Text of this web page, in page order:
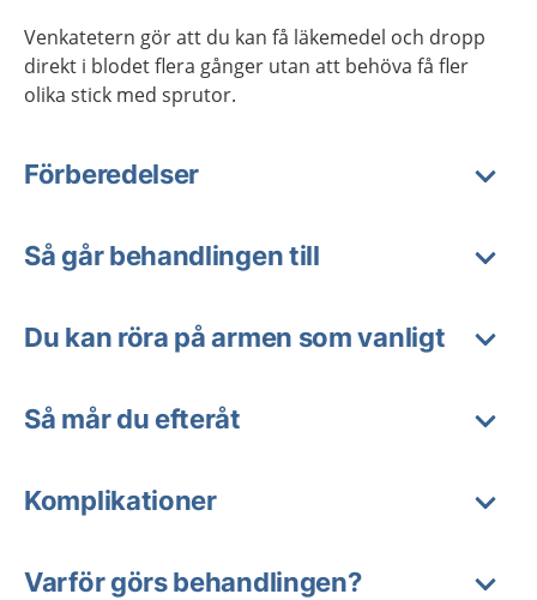
Venkatetern gör att du kan få läkemedel och dropp
direkt i blodet flera gånger utan att behöva få fler
olika stick med sprutor.
Förberedelser
Så går behandlingen till
Du kan röra på armen som vanligt
Så mår du efteråt
Komplikationer
Varför görs behandlingen?